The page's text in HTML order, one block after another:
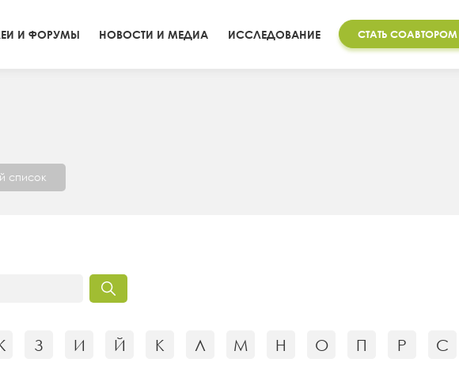
И ФОРУМЫ НОВОСТИ И МЕДИА ИССЛЕДОВАНИЕ СТАТЬ
список
З И Й К Л М Н О П Р С